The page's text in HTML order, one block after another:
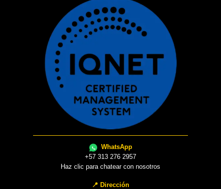
WhatsApp
+57 313 276 2957
Haz clic para chatear con nosotros
📍 Dirección